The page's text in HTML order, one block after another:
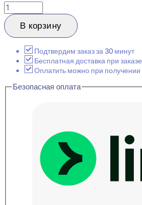
Количество
товара
Cosca
Decor
Верхний
дверной
декор
В корзину
Подтвердим заказ за 30 минут
Бесплатная доставка при
Оплатить можно при получении
Безопасная оплата